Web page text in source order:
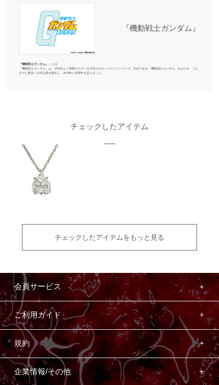
『機動戦士ガンダム』
『機動戦士ガンダム』 」 とは
『機動戦士ガンダム』 は、1979年より展開されている日本のロボットアニメシリーズ。初代である「機動戦士ガンダム」をはじめ、これ
までに数多くの作品群が誕生し、2019年に40周年を迎えました。
チェックしたアイテム
チェックしたアイテムをもっと見る
会員サービス
ご利用ガイド
規約
企業情報/その他